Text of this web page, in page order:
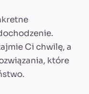
Ci chwilę, a
które